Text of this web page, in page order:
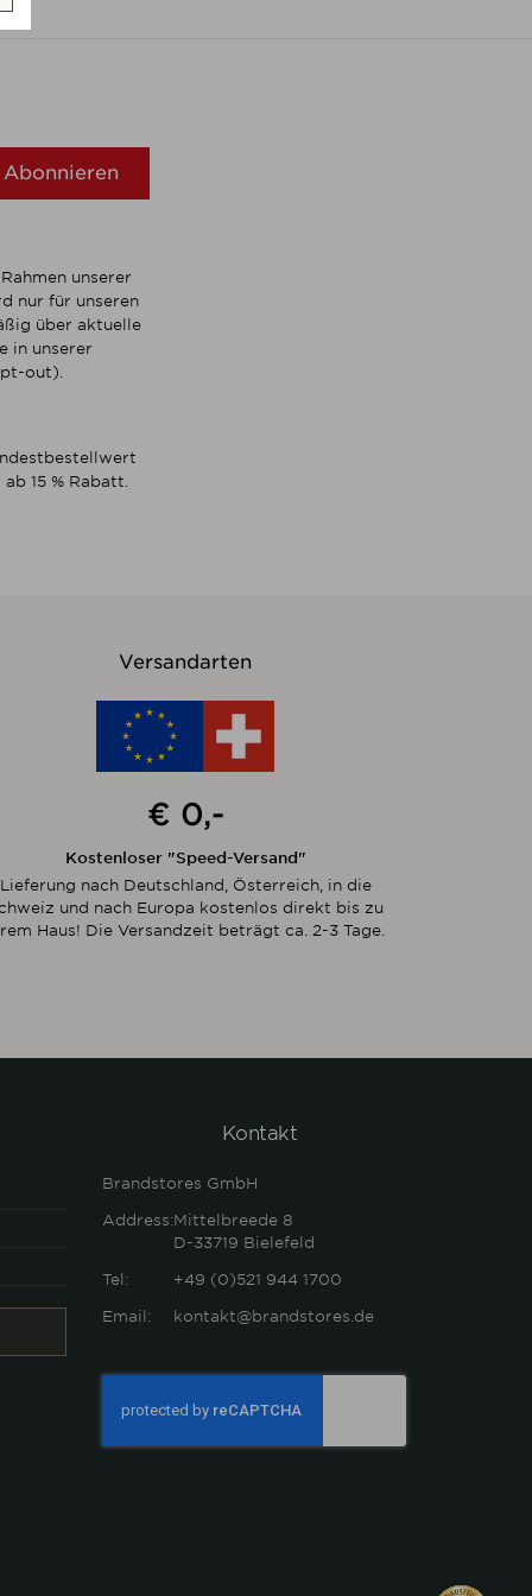
Abonnieren
unserer
nur für unseren
über aktuelle
in unserer
out).
15 % Rabatt.
Versandarten
€ 0,-
Kostenloser "Speed-Versand"
Lieferung nach Deutschland, Österreich, in die
und nach Europa kostenlos direkt bis zu
Haus! Die Versandzeit beträgt ca. 2-3 Tage.
Kontakt
Brandstores GmbH
Address:Mittelbreede 8
D-33719 Bielefeld
Tel: +49 (0)521 944 1700
Email: kontakt@brandstores.de